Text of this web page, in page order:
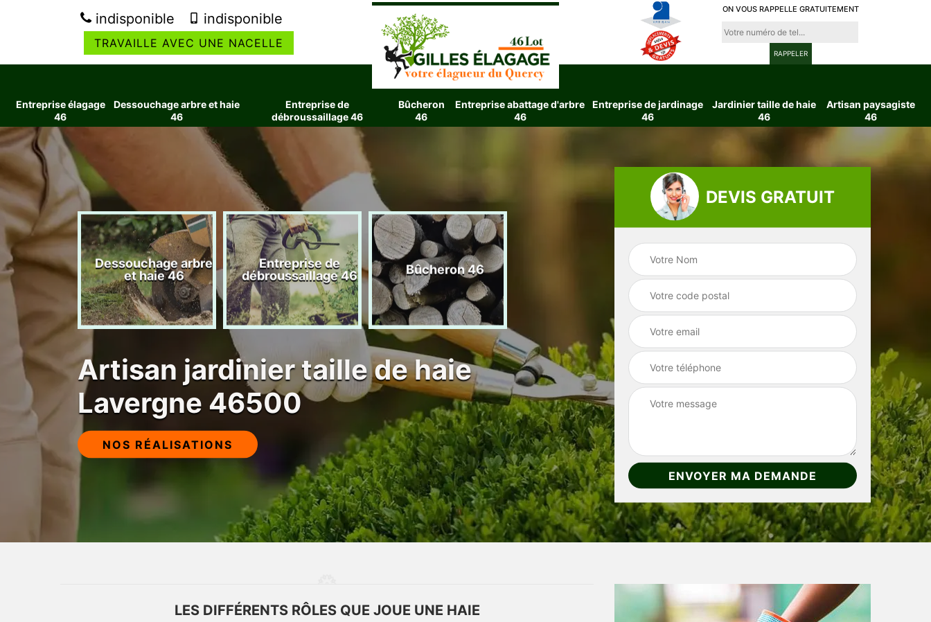
indisponible indisponible
TRAVAILLE AVEC UNE NACELLE
ON VOUS RAPPELLE GRATUITEMENT
Entreprise élagage
46
Dessouchage arbre et haie
46
Entreprise de
débroussaillage 46
Bûcheron
46
Entreprise abattage d'arbre
46
Entreprise de jardinage
46
Jardinier taille de haie
46
Artisan paysagiste
46
élagage
46
Dessouchage arbre
et haie 46
Entreprise de
débroussaillage 46
Bûcheron 46
Entreprise abattage
Entreprise de
jardinage 46
Jardinier taille
Artisan jardinier taille de haie
Lavergne 46500
NOS RÉALISATIONS
DEVIS GRATUIT
LES DIFFÉRENTS RÔLES QUE JOUE UNE HAIE